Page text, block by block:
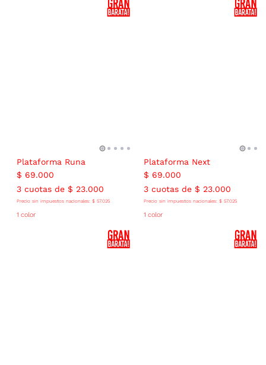
Plataforma Runa
$ 69.000
3cuotas de $ 23.000
Precio sin impuestos nacionales: $ 57.025
1 color
Plataforma Next
$ 69.000
3cuotas de $ 23.000
Precio sin impuestos nacionales: $ 57.025
1 color